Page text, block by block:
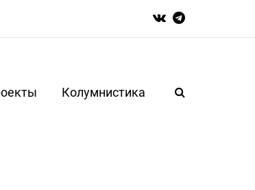
Колумнистика